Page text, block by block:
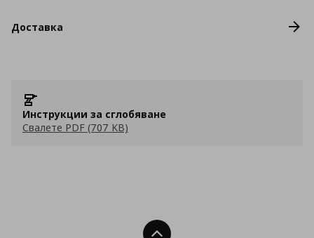
Доставка
Инструкции за сглобяване
Свалете PDF (707 KB)
Нагоре